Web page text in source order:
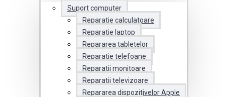
Suport computer
Reparatie calculatoare
Reparatie laptop
Repararea tabletelor
Reparatie telefoane
Reparatii monitoare
Reparatii televizoare
Repararea dispozitivelor Apple